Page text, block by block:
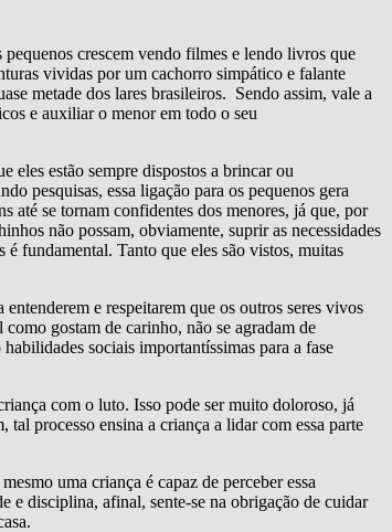
crescem vendo filmes e lendo livros que
vividas por um cachorro simpático e falante
metade dos lares brasileiros. Sendo assim, vale a
e auxiliar o menor em todo o seu
eles estão sempre dispostos a brincar ou
pesquisas, essa ligação para os pequenos gera
até se tornam confidentes dos menores, já que, por
não possam, obviamente, suprir as necessidades
é fundamental. Tanto que eles são vistos, muitas
e respeitarem que os outros seres vivos
gostam de carinho, não se agradam de
sociais importantíssimas para a fase
com o luto. Isso pode ser muito doloroso, já
processo ensina a criança a lidar com essa parte
uma criança é capaz de perceber essa
e disciplina, afinal, sente-se na obrigação de cuidar